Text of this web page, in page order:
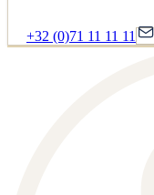
+32 (0)71 11 11 11